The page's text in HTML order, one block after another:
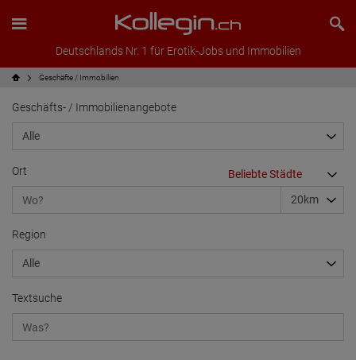
Deutschlands Nr. 1 für Erotik-Jobs und Immobilien
Geschäfte / Immobilien
Geschäfts- / Immobilienangebote
Ort
Region
Textsuche